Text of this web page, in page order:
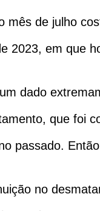
mês de julho
2023, em que
dado
que foi
passado.
no